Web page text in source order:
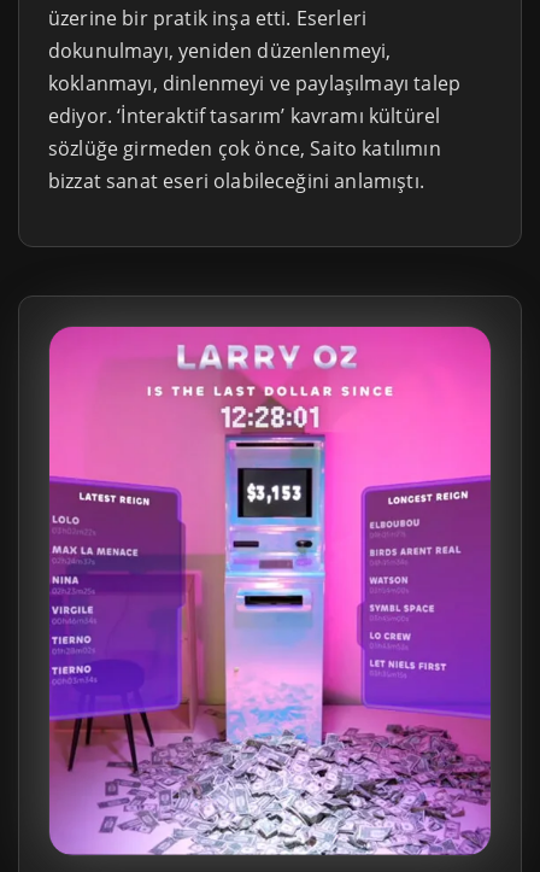
üzerine bir pratik inşa etti. Eserleri
dokunulmayı, yeniden düzenlenmeyi,
koklanmayı, dinlenmeyi ve paylaşılmayı talep
ediyor. ‘İnteraktif tasarım’ kavramı kültürel
sözlüğe girmeden çok önce, Saito katılımın
bizzat sanat eseri olabileceğini anlamıştı.